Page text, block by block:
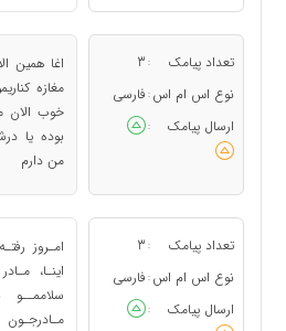
تعداد پیامک :
3
نوع اس ام اس : فارسی
ارسال پیامک
:
اغا همین
مغازه
خوب الان
بوده یا
من دارم
تعداد پیامک :
3
نوع اس ام اس : فارسی
ارسال پیامک
:
امـروز
اینـا،